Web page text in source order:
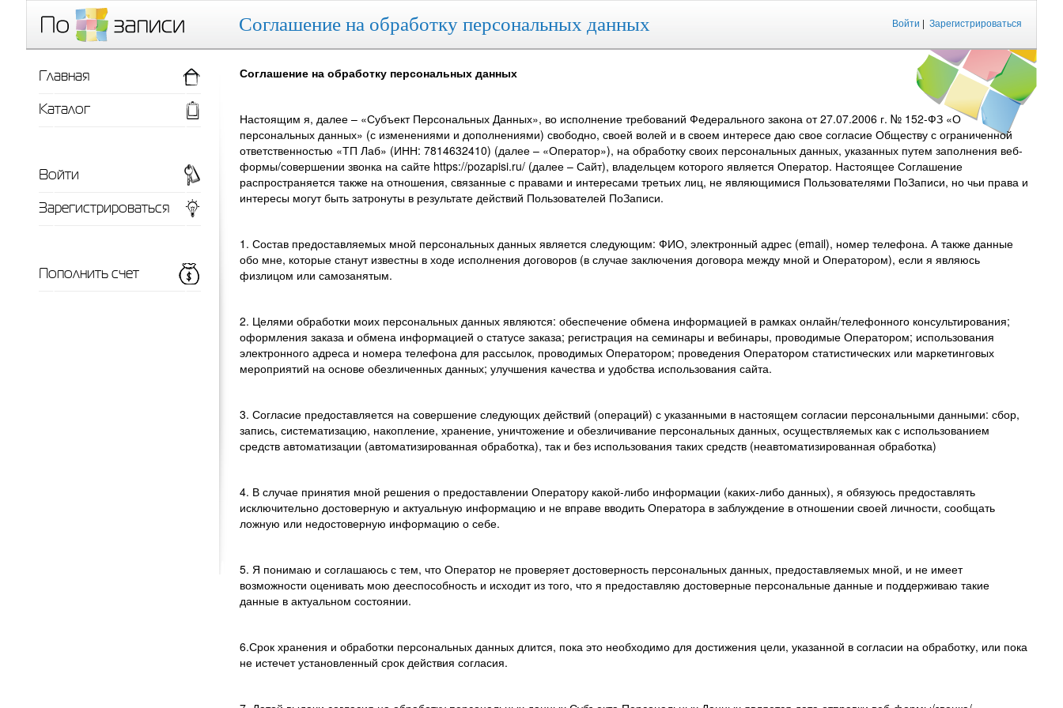
Войти | Зарегистрироваться
Соглашение на обработку персональных данных
Соглашение на обработку персональных данных
Настоящим я, далее – «Субъект Персональных Данных», во исполнение требований Федерального закона от 27.07.2006 г. № 152-ФЗ «О
персональных данных» (с изменениями и дополнениями) свободно, своей волей и в своем интересе даю свое согласие Обществу с ограниченной
ответственностью «ТП Лаб» (ИНН: 7814632410) (далее – «Оператор»), на обработку своих персональных данных, указанных путем заполнения веб-
формы/совершении звонка на сайте https://pozapisi.ru/ (далее – Сайт), владельцем которого является Оператор. Настоящее Соглашение
распространяется также на отношения, связанные с правами и интересами третьих лиц, не являющимися Пользователями ПоЗаписи, но чьи права и
интересы могут быть затронуты в результате действий Пользователей ПоЗаписи.
1. Состав предоставляемых мной персональных данных является следующим: ФИО, электронный адрес (email), номер телефона. А также данные
обо мне, которые станут известны в ходе исполнения договоров (в случае заключения договора между мной и Оператором), если я являюсь
физлицом или самозанятым.
2. Целями обработки моих персональных данных являются: обеспечение обмена информацией в рамках онлайн/телефонного консультирования;
оформления заказа и обмена информацией о статусе заказа; регистрация на семинары и вебинары, проводимые Оператором; использования
электронного адреса и номера телефона для рассылок, проводимых Оператором; проведения Оператором статистических или маркетинговых
мероприятий на основе обезличенных данных; улучшения качества и удобства использования сайта.
3. Согласие предоставляется на совершение следующих действий (операций) с указанными в настоящем согласии персональными данными: сбор,
запись, систематизацию, накопление, хранение, уничтожение и обезличивание персональных данных, осуществляемых как с использованием
средств автоматизации (автоматизированная обработка), так и без использования таких средств (неавтоматизированная обработка)
4. В случае принятия мной решения о предоставлении Оператору какой-либо информации (каких-либо данных), я обязуюсь предоставлять
исключительно достоверную и актуальную информацию и не вправе вводить Оператора в заблуждение в отношении своей личности, сообщать
ложную или недостоверную информацию о себе.
5. Я понимаю и соглашаюсь с тем, что Оператор не проверяет достоверность персональных данных, предоставляемых мной, и не имеет
возможности оценивать мою дееспособность и исходит из того, что я предоставляю достоверные персональные данные и поддерживаю такие
данные в актуальном состоянии.
6.Срок хранения и обработки персональных данных длится, пока это необходимо для достижения цели, указанной в согласии на обработку, или пока
не истечет установленный срок действия согласия.
Главная
Каталог
Войти
Зарегистрироваться
Пополнить счет